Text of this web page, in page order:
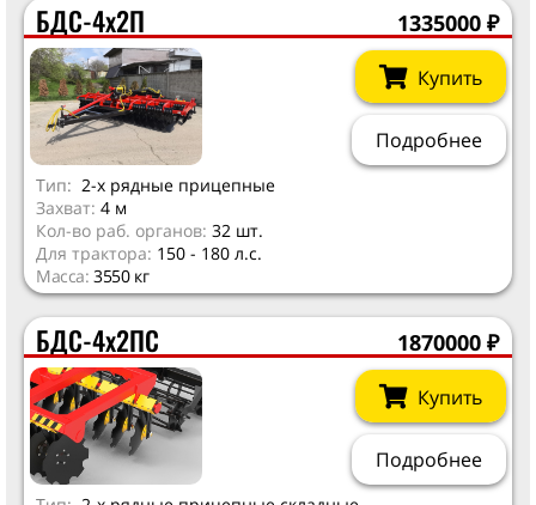
БДС-4х2П 1335000 ₽
Купить
Подробнее
Тип: 2-х рядные прицепные
Захват: 4 м
Кол-во раб. органов: 32 шт.
Для трактора: 150 - 180 л.с.
Масса: 3550 кг
БДС-4х2ПС 1870000 ₽
Купить
Подробнее